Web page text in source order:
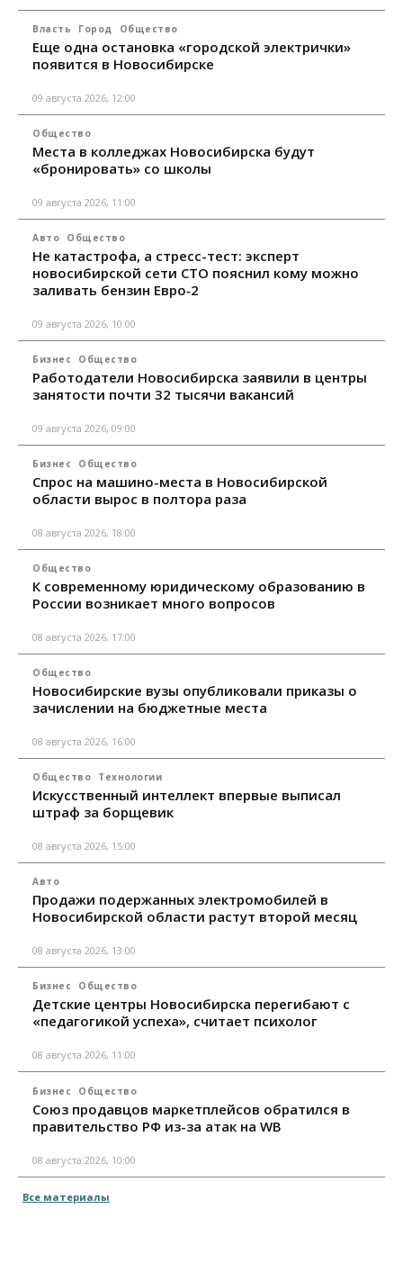
Власть Город Общество
Еще одна остановка «городской электрички»
появится в Новосибирске
09 августа 2026, 12:00
Общество
Места в колледжах Новосибирска будут
«бронировать» со школы
09 августа 2026, 11:00
Авто Общество
Не катастрофа, а стресс-тест: эксперт
новосибирской сети СТО пояснил кому можно
заливать бензин Евро‑2
09 августа 2026, 10:00
Бизнес Общество
Работодатели Новосибирска заявили в центры
занятости почти 32 тысячи вакансий
09 августа 2026, 09:00
Бизнес Общество
Спрос на машино-места в Новосибирской
области вырос в полтора раза
08 августа 2026, 18:00
Общество
К современному юридическому образованию в
России возникает много вопросов
08 августа 2026, 17:00
Общество
Новосибирские вузы опубликовали приказы о
зачислении на бюджетные места
08 августа 2026, 16:00
Общество Технологии
Искусственный интеллект впервые выписал
штраф за борщевик
08 августа 2026, 15:00
Авто
Продажи подержанных электромобилей в
Новосибирской области растут второй месяц
08 августа 2026, 13:00
Бизнес Общество
Детские центры Новосибирска перегибают с
«педагогикой успеха», считает психолог
08 августа 2026, 11:00
Бизнес Общество
Союз продавцов маркетплейсов обратился в
правительство РФ из-за атак на WB
08 августа 2026, 10:00
Все материалы